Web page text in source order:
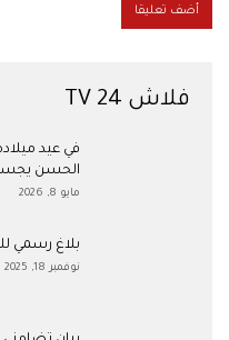
فلاش 24 TV
في عيد
الحسن
مايو 8, 2026
بلاغ رسمي
نوفمبر 18, 2025